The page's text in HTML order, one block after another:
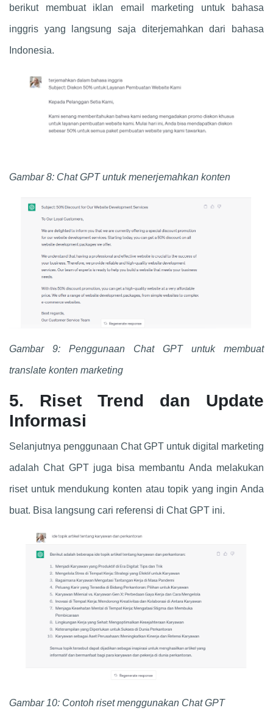
berikut membuat iklan email marketing untuk bahasa
inggris yang langsung saja diterjemahkan dari bahasa
Indonesia.
Gambar 8: Chat GPT untuk menerjemahkan konten
Gambar 9: Penggunaan Chat GPT untuk membuat
translate konten marketing
5. Riset Trend dan Update
Informasi
Selanjutnya penggunaan ChatGPT untuk digital marketing
adalahChat GPTjuga bisa membantu Anda melakukan
riset untuk mendukung konten atau topik yang ingin Anda
buat. Bisa langsung cari referensi di Chat GPT ini.
Gambar 10: Contoh riset menggunakan Chat GPT